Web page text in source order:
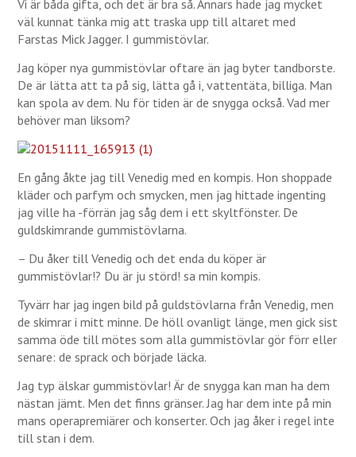
Vi är båda gifta, och det är bra så. Annars hade jag mycket
väl kunnat tänka mig att traska upp till altaret med
Farstas Mick Jagger. I gummistövlar.
Jag köper nya gummistövlar oftare än jag byter tandborste.
De är lätta att ta på sig, lätta gå i, vattentäta, billiga. Man
kan spola av dem. Nu för tiden är de snygga också. Vad mer
behöver man liksom?
En gång åkte jag till Venedig med en kompis. Hon shoppade
kläder och parfym och smycken, men jag hittade ingenting
jag ville ha -förrän jag såg dem i ett skyltfönster. De
guldskimrande gummistövlarna.
– Du åker till Venedig och det enda du köper är
gummistövlar!? Du är ju störd! sa min kompis.
Tyvärr har jag ingen bild på guldstövlarna från Venedig, men
de skimrar i mitt minne. De höll ovanligt länge, men gick sist
samma öde till mötes som alla gummistövlar gör förr eller
senare: de sprack och började läcka.
Jag typ älskar gummistövlar! Är de snygga kan man ha dem
nästan jämt. Men det finns gränser. Jag har dem inte på min
mans operapremiärer och konserter. Och jag åker i regel inte
till stan i dem.